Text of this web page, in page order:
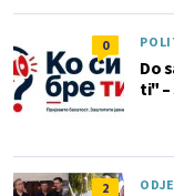
0
Do
ti" –
2